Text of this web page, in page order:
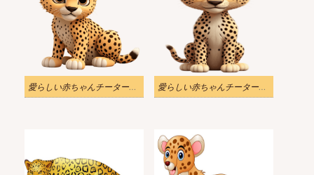
愛らしい赤ちゃんチーター漫画イラストの背景 愛らしい赤ちゃんチーターの漫画イラスト Png